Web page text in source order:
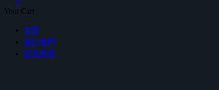
0
Your Cart
首頁
關於我們
衛浴商城